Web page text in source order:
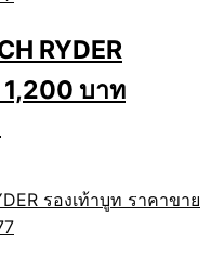
RYDER
1,200 บาท